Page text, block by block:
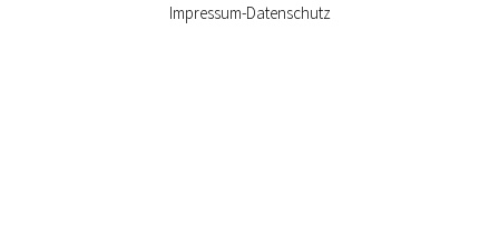
Impressum-Datenschutz